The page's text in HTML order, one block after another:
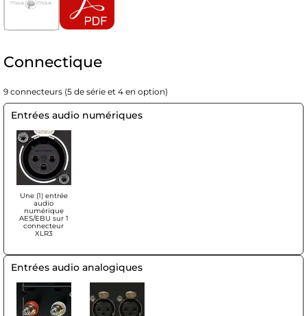
Connectique
9 connecteurs (5 de série et 4 en option)
Entrées audio numériques
Une (1) entrée
audio
numérique
AES/EBU sur 1
connecteur
XLR3
Entrées audio analogiques